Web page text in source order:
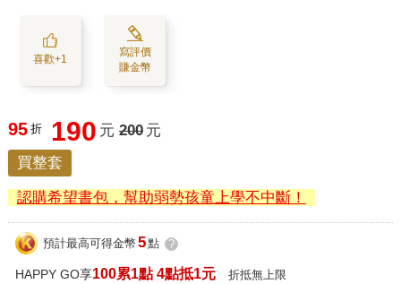
喜歡+1
寫評價
賺金幣
95 折 190 元 200 元
買整套
認購希望書包，幫助弱勢孩童上學不中斷！
預計最高可得金幣 5點 ?
HAPPY GO享100累1點 4點抵1元 折抵無上限